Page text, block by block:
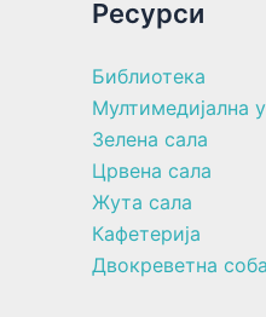
Ресурси
Библиотека
Мултимедијална
Зелена сала
Црвена сала
Жута сала
Кафетерија
Двокреветна соба